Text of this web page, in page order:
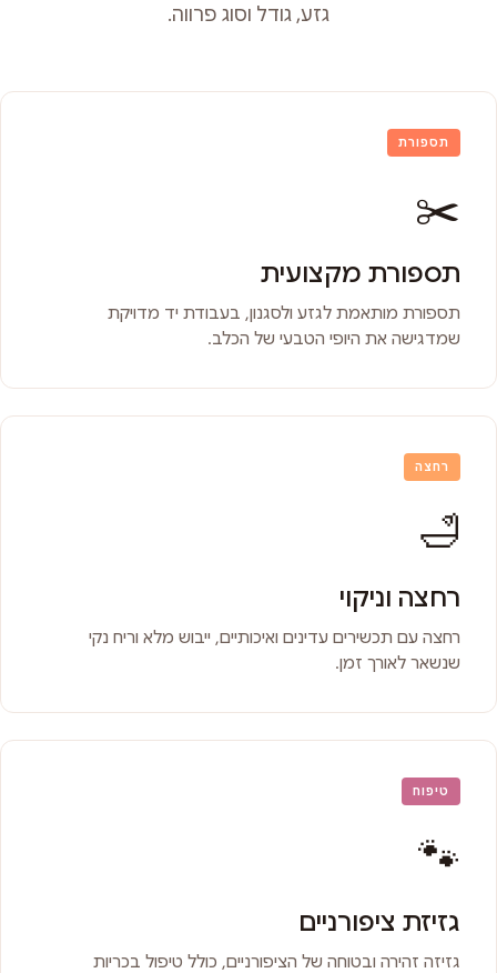
גזע, גודל וסוג פרווה.
תספורת
✂️
תספורת מקצועית
תספורת מותאמת לגזע ולסגנון, בעבודת יד מדויקת
שמדגישה את היופי הטבעי של הכלב.
רחצה
🛁
רחצה וניקוי
רחצה עם תכשירים עדינים ואיכותיים, ייבוש מלא וריח נקי
שנשאר לאורך זמן.
טיפוח
🐾
גזיזת ציפורניים
גזיזה זהירה ובטוחה של הציפורניים, כולל טיפול בכריות